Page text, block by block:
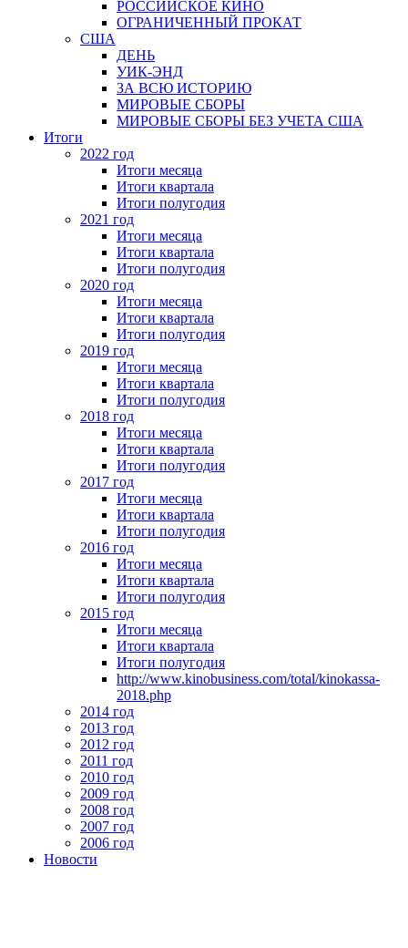
РОССИЙСКОЕ КИНО
ОГРАНИЧЕННЫЙ ПРОКАТ
США
ДЕНЬ
УИК-ЭНД
ЗА ВСЮ ИСТОРИЮ
МИРОВЫЕ СБОРЫ
МИРОВЫЕ СБОРЫ БЕЗ УЧЕТА США
Итоги
2022 год
Итоги месяца
Итоги квартала
Итоги полугодия
2021 год
Итоги месяца
Итоги квартала
Итоги полугодия
2020 год
Итоги месяца
Итоги квартала
Итоги полугодия
2019 год
Итоги месяца
Итоги квартала
Итоги полугодия
2018 год
Итоги месяца
Итоги квартала
Итоги полугодия
2017 год
Итоги месяца
Итоги квартала
Итоги полугодия
2016 год
Итоги месяца
Итоги квартала
Итоги полугодия
2015 год
Итоги месяца
Итоги квартала
Итоги полугодия
http://www.kinobusiness.com/total/kinokassa-
2018.php
2014 год
2013 год
2012 год
2011 год
2010 год
2009 год
2008 год
2007 год
2006 год
Новости